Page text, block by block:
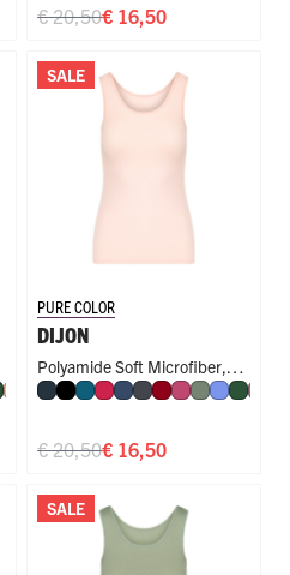
€ 16,50
€ 20,50
Perzik
Royal Blue
Steel Blue
Cappuccino
SALE
PURE COLOR
DIJON
Polyamide Soft Microfiber,
Singlet
NavyZwart
Petrol
RoodDonkerblauw
Donkergrijs
Donkerrood
Fuchsia
Olijf
€ 16,50
€ 20,50
SALE